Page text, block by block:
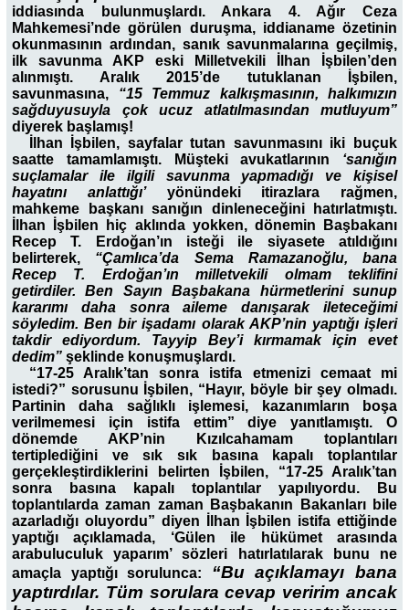
iddiasında bulunmuşlardı. Ankara 4. Ağır Ceza
Mahkemesi’nde görülen duruşma, iddianame özetinin
okunmasının ardından, sanık savunmalarına geçilmiş,
ilk savunma AKP eski Milletvekili İlhan İşbilen’den
alınmıştı. Aralık 2015’de tutuklanan İşbilen,
savunmasına, “15 Temmuz kalkışmasının, halkımızın
sağduyusuyla çok ucuz atlatılmasından mutluyum”
diyerek başlamış!
İlhan İşbilen, sayfalar tutan savunmasını iki buçuk
saatte tamamlamıştı. Müşteki avukatlarının ‘sanığın
suçlamalar ile ilgili savunma yapmadığı ve kişisel
hayatını anlattığı’yönündeki itirazlara rağmen,
mahkeme başkanı sanığın dinleneceğini hatırlatmıştı.
İlhan İşbilen hiç aklında yokken, dönemin Başbakanı
Recep T. Erdoğan’ın isteği ile siyasete atıldığını
belirterek, “Çamlıca’da Sema Ramazanoğlu, bana
Recep T. Erdoğan’ın milletvekili olmam teklifini
getirdiler. Ben Sayın Başbakana hürmetlerini sunup
kararımı daha sonra aileme danışarak ileteceğimi
söyledim. Ben bir işadamı olarak AKP’nin yaptığı işleri
takdir ediyordum. Tayyip Bey’i kırmamak için evet
dedim” şeklinde konuşmuşlardı.
“17-25 Aralık’tan sonra istifa etmenizi cemaat mi
istedi?” sorusunu İşbilen, “Hayır, böyle bir şey olmadı.
Partinin daha sağlıklı işlemesi, kazanımların boşa
verilmemesi için istifa ettim” diye yanıtlamıştı. O
dönemde AKP’nin Kızılcahamam toplantıları
tertiplediğini ve sık sık basına kapalı toplantılar
gerçekleştirdiklerini belirten İşbilen, “17-25 Aralık’tan
sonra basına kapalı toplantılar yapılıyordu. Bu
toplantılarda zaman zaman Başbakanın Bakanları bile
azarladığı oluyordu” diyen İlhan İşbilen istifa ettiğinde
yaptığı açıklamada, ‘Gülen ile hükümet arasında
arabuluculuk yaparım’ sözleri hatırlatılarak bunu ne
amaçla yaptığı sorulunca: “Bu açıklamayı bana
yaptırdılar. Tüm sorulara cevap veririm ancak